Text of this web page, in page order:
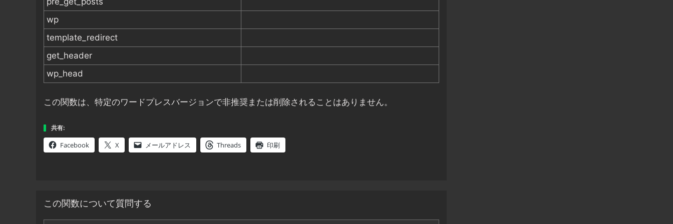
wp
template_redirect
get_header
wp_head
この関数は、特定のワードプレスバージョンで非推奨または削除されることはありません。
共有:
Facebook X メールアドレス Threads 印刷
この関数について質問する